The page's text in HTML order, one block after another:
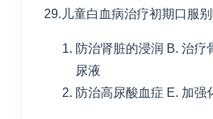
29.儿童白血病治疗初期口服
防治肾脏的浸润 B. 治疗
尿液
防治高尿酸血症 E. 加强